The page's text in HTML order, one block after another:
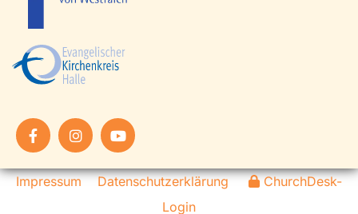
Impressum Datenschutzerklärung
ChurchDesk-
Login